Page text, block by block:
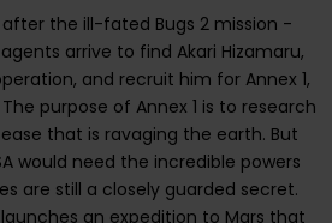
the ill-fated Bugs 2 mission -
arrive to find Akari Hizamaru,
and recruit him for Annex 1,
purpose of Annex 1 is to research
that is ravaging the earth. But
would need the incredible powers
are still a closely guarded secret.
an expedition to Mars that